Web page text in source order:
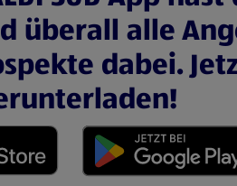
überall alle
dabei.